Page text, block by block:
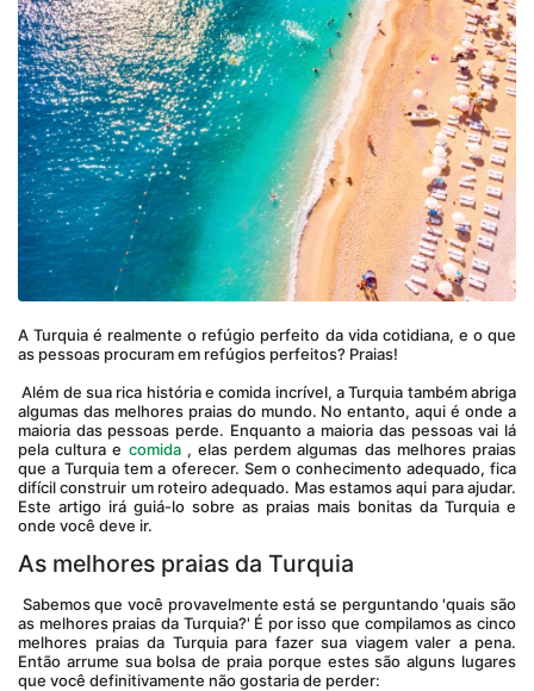
A Turquia é realmente o refúgio perfeito da vida cotidiana, e o que
as pessoas procuram em refúgios perfeitos? Praias!
Além de sua rica história e comida incrível, a Turquia também abriga
algumas das melhores praias do mundo. No entanto, aqui é onde a
maioria das pessoas perde. Enquanto a maioria das pessoas vai lá
pela cultura e comida , elas perdem algumas das melhores praias
que a Turquia tem a oferecer. Sem o conhecimento adequado, fica
difícil construir um roteiro adequado. Mas estamos aqui para ajudar.
Este artigo irá guiá-lo sobre as praias mais bonitas da Turquia e
onde você deve ir.
As melhores praias da Turquia
as melhores praias da Turquia?' É por isso que compilamos as cinco
melhores praias da Turquia para fazer sua viagem valer a pena.
Então arrume sua bolsa de praia porque estes são alguns lugares
que você definitivamente não gostaria de perder: